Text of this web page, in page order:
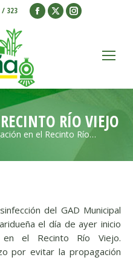
/ 323
Facebook
window
X
window
Instagram
window
RÍO VIEJO
en el Recinto Río…
del GAD Municipal
el día de ayer inicio
el Recinto Río Viejo.
por evitar la propagación